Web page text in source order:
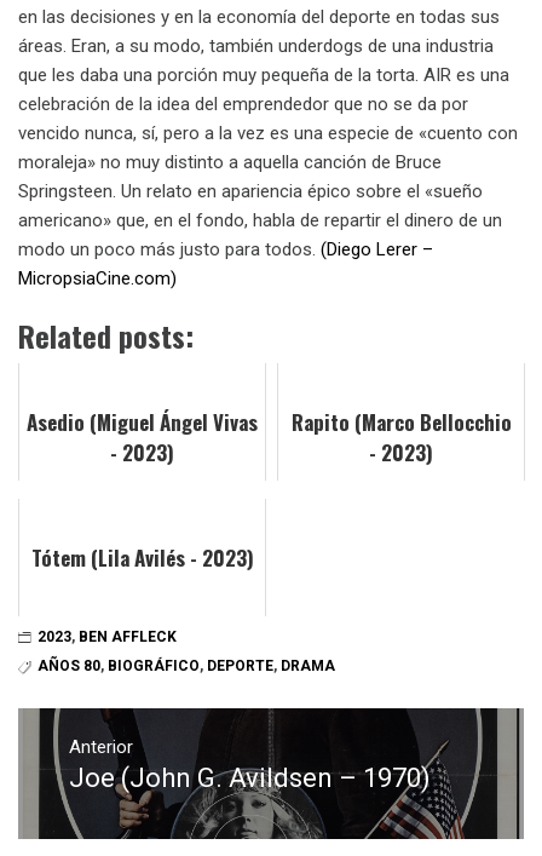
en las decisiones y en la economía del deporte en todas sus
áreas. Eran, a su modo, también underdogs de una industria
que les daba una porción muy pequeña de la torta. AIR es una
celebración de la idea del emprendedor que no se da por
vencido nunca, sí, pero a la vez es una especie de «cuento con
moraleja» no muy distinto a aquella canción de Bruce
Springsteen. Un relato en apariencia épico sobre el «sueño
americano» que, en el fondo, habla de repartir el dinero de un
modo un poco más justo para todos. (Diego Lerer –
MicropsiaCine.com)
Related posts:
Asedio (Miguel Ángel Vivas
- 2023)
Rapito (Marco Bellocchio
- 2023)
Tótem (Lila Avilés - 2023)
2023, BEN AFFLECK
AÑOS 80, BIOGRÁFICO, DEPORTE, DRAMA
Navegación
de
entradas
Anterior
Entrada
anterior:
Joe (John G. Avildsen – 1970)